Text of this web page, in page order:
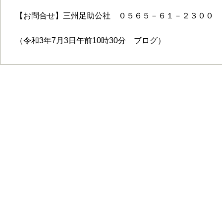
【お問合せ】三州足助公社 ０５６５－６１－２３００
（令和3年7月3日午前10時30分 ブログ）